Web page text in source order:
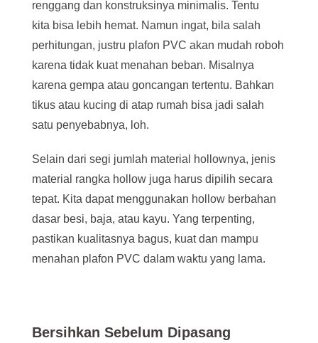
renggang dan konstruksinya minimalis. Tentu
kita bisa lebih hemat. Namun ingat, bila salah
perhitungan, justru plafon PVC akan mudah roboh
karena tidak kuat menahan beban. Misalnya
karena gempa atau goncangan tertentu. Bahkan
tikus atau kucing di atap rumah bisa jadi salah
satu penyebabnya, loh.
Selain dari segi jumlah material hollownya, jenis
material rangka hollow juga harus dipilih secara
tepat. Kita dapat menggunakan hollow berbahan
dasar besi, baja, atau kayu. Yang terpenting,
pastikan kualitasnya bagus, kuat dan mampu
menahan plafon PVC dalam waktu yang lama.
Bersihkan Sebelum Dipasang